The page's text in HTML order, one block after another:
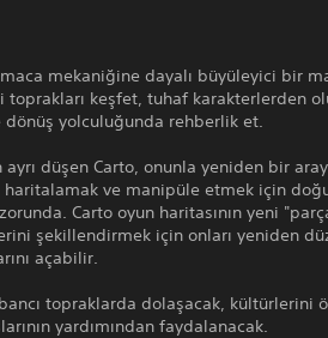
mekaniğine dayalı büyüleyici bir
keşfet, tuhaf karakterlerden
dönüş yolculuğunda rehberlik et.
ayrı düşen Carto, onunla yeniden bir
ve manipüle etmek için
Carto oyun haritasının yeni
şekillendirmek için onları yeniden
açabilir.
topraklarda dolaşacak, kültürlerini
yardımından faydalanacak.